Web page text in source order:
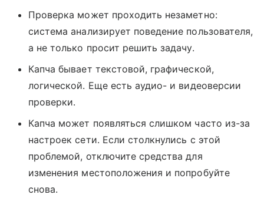
Проверка может проходить незаметно:
система анализирует поведение пользователя,
а не только просит решить задачу.
Капча бывает текстовой, графической,
логической. Еще есть аудио- и видеоверсии
проверки.
Капча может появляться слишком часто из-за
настроек сети. Если столкнулись с этой
проблемой, отключите средства для
изменения местоположения и попробуйте
снова.